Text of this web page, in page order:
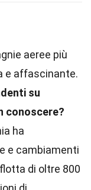
aeree più
e affascinante.
su
conoscere?
ha
e cambiamenti
di oltre 800